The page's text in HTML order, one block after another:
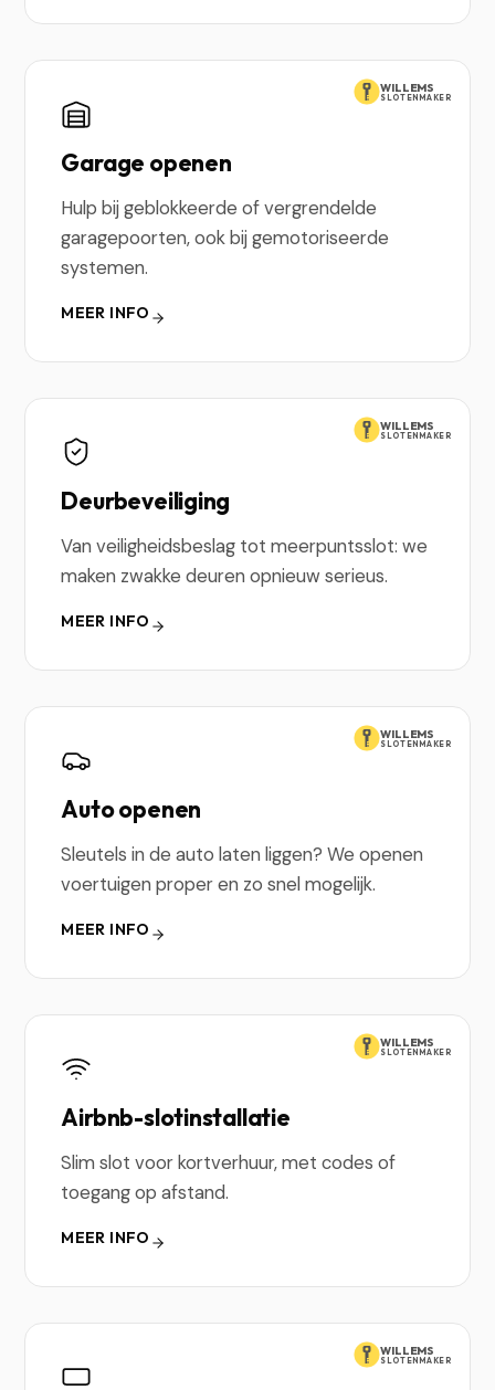
WILLEMS
SLOTENMAKER
Garage openen
Hulp bij geblokkeerde of vergrendelde
garagepoorten, ook bij gemotoriseerde
systemen.
MEER INFO
WILLEMS
SLOTENMAKER
Deurbeveiliging
Van veiligheidsbeslag tot meerpuntsslot: we
maken zwakke deuren opnieuw serieus.
MEER INFO
WILLEMS
SLOTENMAKER
Auto openen
Sleutels in de auto laten liggen? We openen
voertuigen proper en zo snel mogelijk.
MEER INFO
WILLEMS
SLOTENMAKER
Airbnb-slotinstallatie
Slim slot voor kortverhuur, met codes of
toegang op afstand.
MEER INFO
WILLEMS
SLOTENMAKER